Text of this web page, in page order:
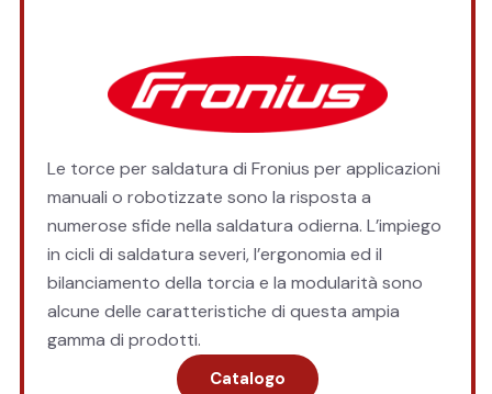
Le torce per saldatura di Fronius per applicazioni
manuali o robotizzate sono la risposta a
numerose sfide nella saldatura odierna. L’impiego
in cicli di saldatura severi, l’ergonomia ed il
bilanciamento della torcia e la modularità sono
alcune delle caratteristiche di questa ampia
gamma di prodotti.
Catalogo